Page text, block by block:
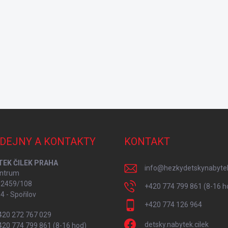
A KONTAKTY
ČILEK PRAHA
2459/108
- Spořilov
272 767 029
774 799 861 (8-16 hod)
KONTAKT
info@
+420 774 799 861 (8-16
+420 774 126 964
detsky.nabytek.cilek